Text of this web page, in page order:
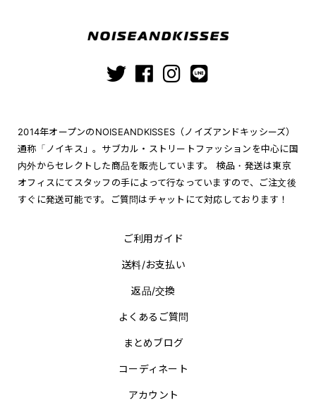
2014年オープンのNOISEANDKISSES（ノイズアンドキッシーズ）
通称「ノイキス」。サブカル・ストリートファッションを中心に国
内外からセレクトした商品を販売しています。 検品・発送は東京
オフィスにてスタッフの手によって行なっていますので、ご注文後
すぐに発送可能です。ご質問はチャットにて対応しております！
ご利用ガイド
送料/お支払い
返品/交換
よくあるご質問
まとめブログ
コーディネート
アカウント